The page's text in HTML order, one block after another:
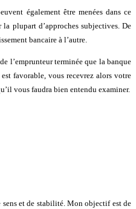
également être menées dans ce
plupart d’approches subjectives. De
bancaire à l’autre.
l’emprunteur terminée que la banque
favorable, vous recevrez alors votre
vous faudra bien entendu examiner.
sens et de stabilité. Mon objectif est de